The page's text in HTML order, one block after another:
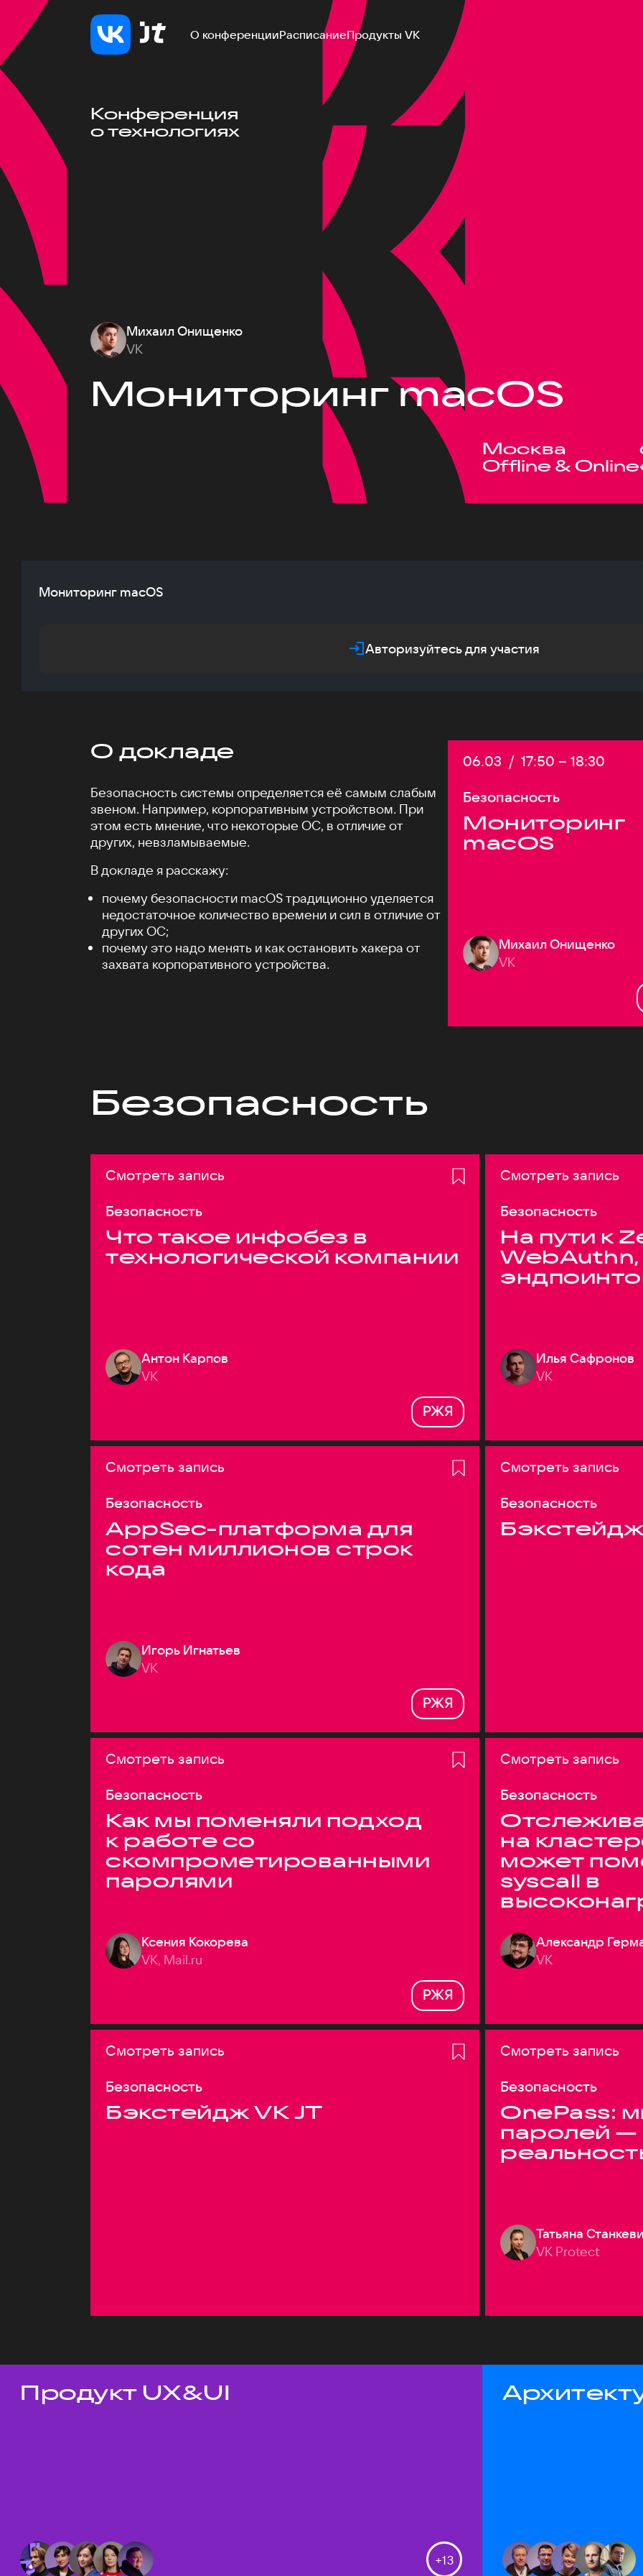
О конференцииРасписаниеПродукты VK
Конференция
о технологиях
Михаил Онищенко
VK
Мониторинг macOS
Москва
Offline & Online
Мониторинг macOS
Авторизуйтесь для участия
О докладе
Безопасность системы определяется её самым слабым
звеном. Например, корпоративным устройством. При
этом есть мнение, что некоторые ОС, в отличие от
других, невзламываемые.
В докладе я расскажу:
почему безопасности macOS традиционно уделяется
недостаточное количество времени и сил в отличие от
других ОС;
почему это надо менять и как остановить хакера от
захвата корпоративного устройства.
Дата:
06.03 / Начало:
17:50 – Конец:
18:30
Безопасность
Мониторинг
macOS
Михаил Онищенко
VK
Безопасность
Смотреть запись
Безопасность
Что такое инфобез в
технологической компании
Антон Карпов
VK
РЖЯ
Смотреть запись
Безопасность
На пути к
Илья Сафронов
VK
Смотреть запись
Безопасность
AppSec-платформа для
сотен миллионов строк
кода
Игорь Игнатьев
VK
РЖЯ
Смотреть запись
Безопасность
Бэкстейдж
Смотреть запись
Безопасность
Как мы поменяли подход
к работе со
скомпрометированными
паролями
Ксения Кокорева
VK, Mail.ru
РЖЯ
Смотреть запись
Безопасность
на
может
syscall в
Александр
VK
Смотреть запись
Безопасность
Бэкстейдж VK JT
Смотреть запись
Безопасность
OnePass:
паролей —
Татьяна
VK Protect
Темы докладов
Продукт UX&UI
+13